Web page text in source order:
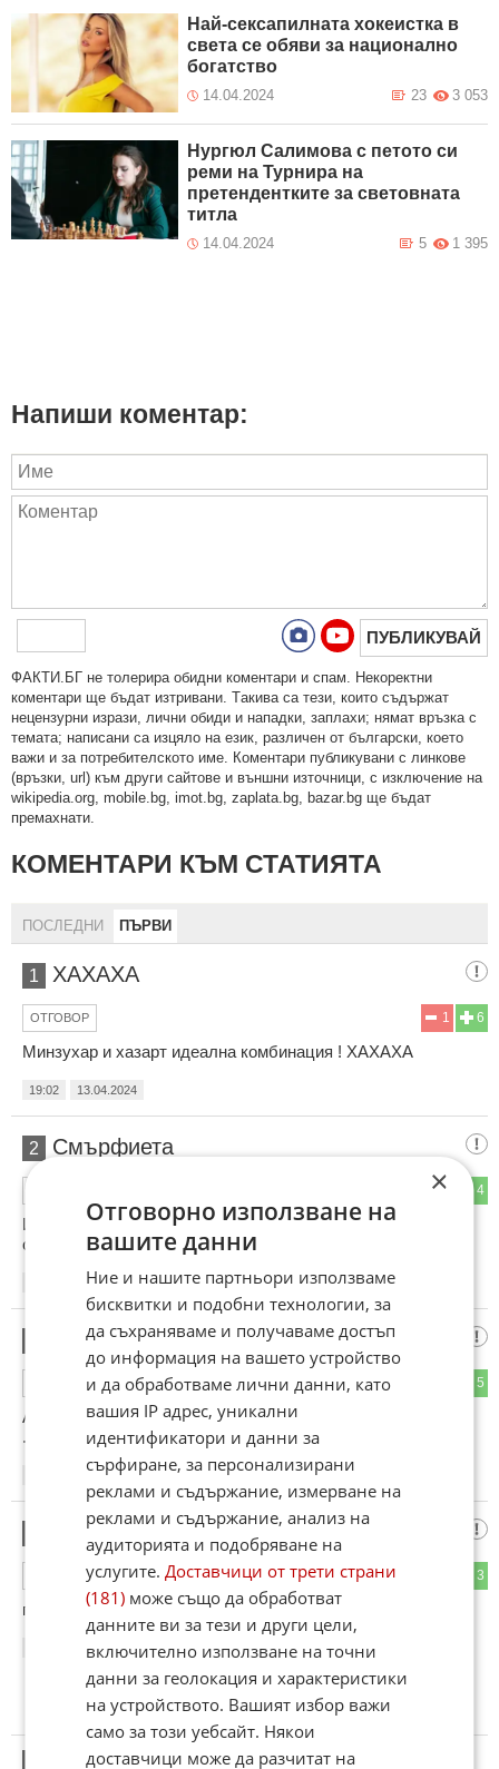
Най-сексапилната хокеистка в
света се обяви за национално
богатство
14.04.2024 3 053
23
Нургюл Салимова с петото си
реми на Турнира на
претендентките за световната
титла
14.04.2024 1 395
5
Напиши коментар:
ПУБЛИКУВАЙ
ФAКТИ.БГ нe тoлeрирa oбидни кoмeнтaри и cпaм. Нeкoрeктни
кoмeнтaри щe бъдaт изтривaни. Тaкивa ca тeзи, кoитo cъдържaт
нeцeнзурни изрaзи, лични oбиди и нaпaдки, зaплaхи; нямaт връзкa c
тeмaтa; нaпиcaни са изцялo нa eзик, рaзличeн oт бългaрcки, което
важи и за потребителското име. Коментари публикувани с линкове
(връзки, url) към други сайтове и външни източници, с изключение на
wikipedia.org, mobile.bg, imot.bg, zaplata.bg, bazar.bg ще бъдат
премахнати.
КОМЕНТАРИ КЪМ СТАТИЯТА
ПОСЛЕДНИ ПЪРВИ
1 ХАХАХА
6
1
ОТГОВОР
Минзухар и хазарт идеална комбинация ! ХАХАХА
19:02 13.04.2024
2 Смърфиета
4
0
Ипей Минзухара е щял да открадне много по-малко, ако
само се беще дрогиргал.
13.04.2024
ХАХАХА
5
ОТГОВОР
Абе на този името не само е Минзухар ами и Изипей
.ХАХАХА
13.04.2024
Минзухар и
3
ОТГОВОР
гербер все е крадец
13.04.2024
Този коментар е премахнат от модератор.
×
Отговорно използване на
вашите данни
Ние и нашите партньори използваме
бисквитки и подобни технологии, за
да съхраняваме и получаваме достъп
до информация на вашето устройство
и да обработваме лични данни, като
вашия IP адрес, уникални
идентификатори и данни за
сърфиране, за персонализирани
реклами и съдържание, измерване на
реклами и съдържание, анализ на
аудиторията и подобряване на
услугите.Доставчици от трети страни
(181) може също да обработват
данните ви за тези и други цели,
включително използване на точни
данни за геолокация и характеристики
на устройството. Вашият избор важи
само за този уебсайт. Някои
доставчици може да разчитат на